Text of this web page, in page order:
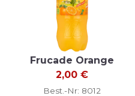
Frucade Orange
2,00€
Best.-Nr: 8012